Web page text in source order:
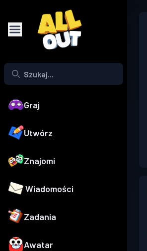
Graj
Utwórz
Znajomi
Wiadomości
Zadania
Awatar